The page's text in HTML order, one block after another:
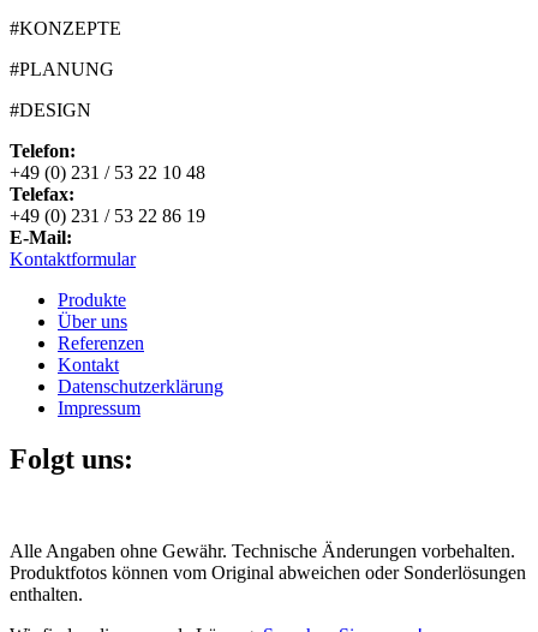
#KONZEPTE
#PLANUNG
#DESIGN
Telefon:
+49 (0) 231 / 53 22 10 48
Telefax:
+49 (0) 231 / 53 22 86 19
E-Mail:
Kontaktformular
Produkte
Über uns
Referenzen
Kontakt
Datenschutzerklärung
Impressum
Folgt uns:
Alle Angaben ohne Gewähr. Technische Änderungen vorbehalten.
Produktfotos können vom Original abweichen oder Sonderlösungen
enthalten.